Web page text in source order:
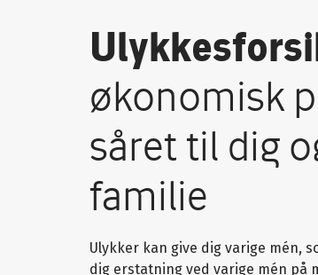
Gruppe
økonomisk
såret til dig
familie
Ulykker kan give dig varige mén,
dig erstatning ved varige mén på